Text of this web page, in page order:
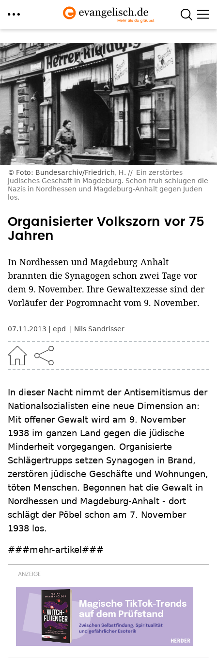
zum
Inhalt
Foto: Bundesarchiv/Friedrich, H.
Ein zerstörtes
jüdisches Geschäft in Magdeburg. Schon früh schlugen die
Nazis in Nordhessen und Magdeburg-Anhalt gegen Juden
los.
Organisierter Volkszorn vor 75
Jahren
In Nordhessen und Magdeburg-Anhalt
brannten die Synagogen schon zwei Tage vor
dem 9. November. Ihre Gewaltexzesse sind der
Vorläufer der Pogromnacht vom 9. November.
07.11.2013 epd Nils Sandrisser
In dieser Nacht nimmt der Antisemitismus der
Nationalsozialisten eine neue Dimension an:
Mit offener Gewalt wird am 9. November
1938 im ganzen Land gegen die jüdische
Minderheit vorgegangen. Organisierte
Schlägertrupps setzen Synagogen in Brand,
zerstören jüdische Geschäfte und Wohnungen,
töten Menschen. Begonnen hat die Gewalt in
Nordhessen und Magdeburg-Anhalt - dort
schlägt der Pöbel schon am 7. November
1938 los.
###mehr-artikel###